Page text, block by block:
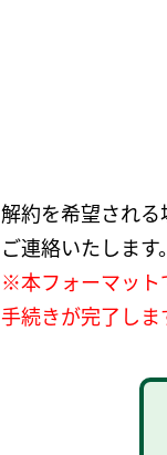
解約を希望され
ご連絡いたします。
※本フォーマット
手続きが完了しま